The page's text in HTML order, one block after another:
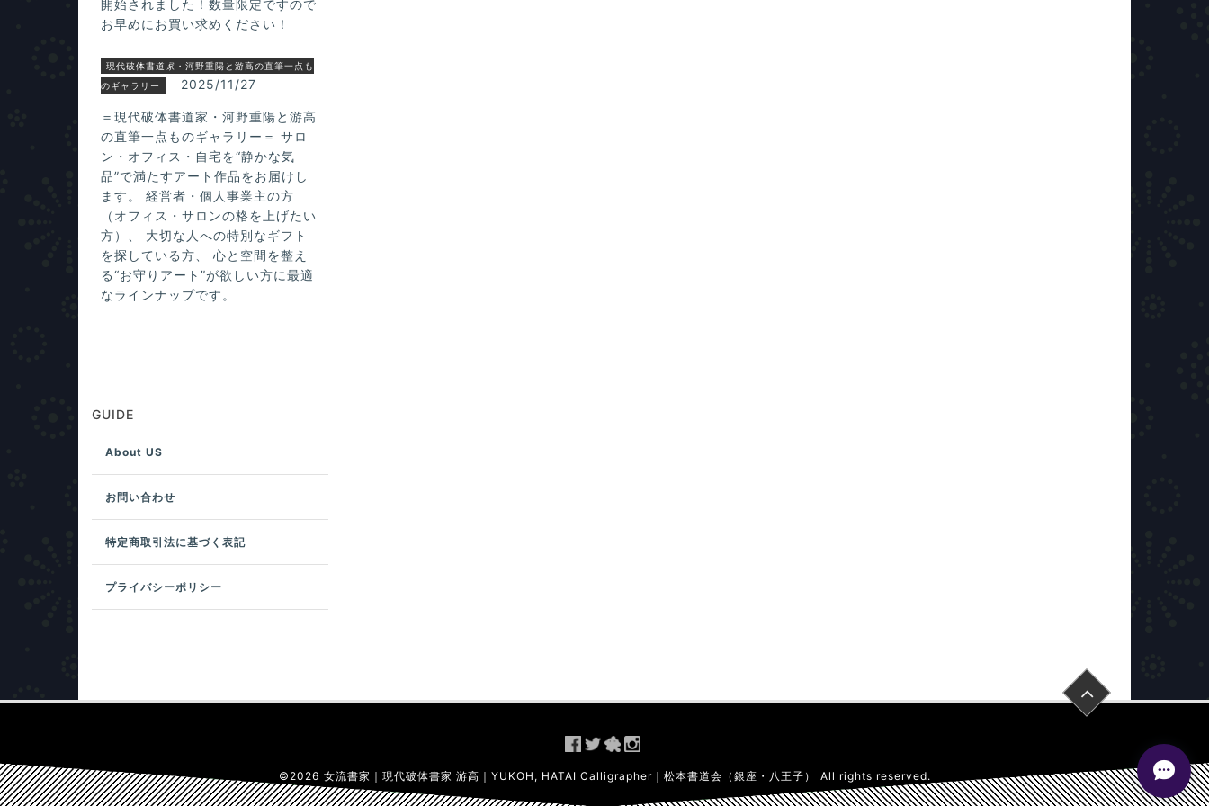
開始されました！数量限定ですので
お早めにお買い求めください！
現代破体書道家・河野重陽と游高の直筆一点も
のギャラリー
2025/11/27
＝現代破体書道家・河野重陽と游高
の直筆一点ものギャラリー＝ サロ
ン・オフィス・自宅を“静かな気
品”で満たすアート作品をお届けし
ます。 経営者・個人事業主の方
（オフィス・サロンの格を上げたい
方）、 大切な人への特別なギフト
を探している方、 心と空間を整え
る“お守りアート”が欲しい方に最適
なラインナップです。
GUIDE
About US
お問い合わせ
特定商取引法に基づく表記
プライバシーポリシー
© 2026 女流書家｜現代破体書家 游高｜YUKOH, HATAI Calligrapher｜松本書道会（銀座・八王子） All rights reserved.